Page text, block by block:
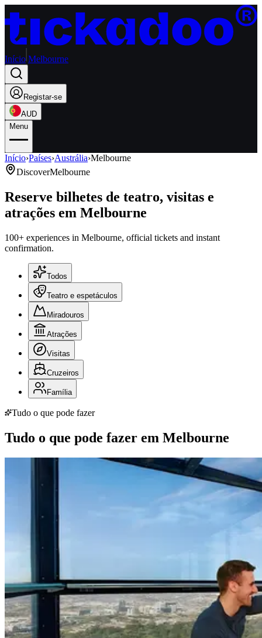
Início Melbourne
Registar-se
AUD
Menu
Início›Países›Austrália›Melbourne
DiscoverMelbourne
Reserve bilhetes de teatro, visitas e
atrações em Melbourne
100+ experiences in Melbourne, official tickets and instant
confirmation.
Todos
Teatro e espetáculos
Miradouros
Atrações
Visitas
Cruzeiros
Família
Tudo o que pode fazer
Tudo o que pode fazer em Melbourne